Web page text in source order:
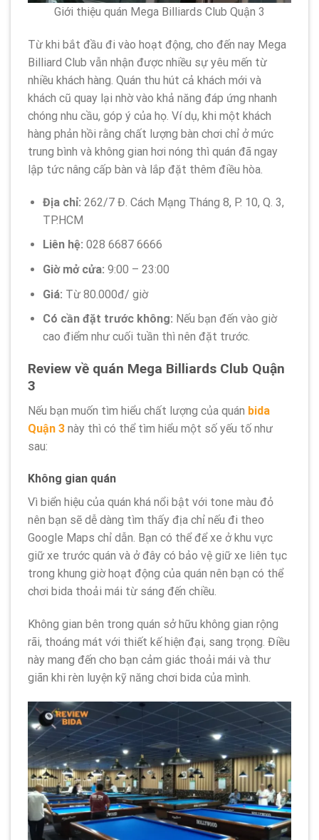
Giới thiệu quán Mega Billiards Club Quận 3
Từ khi bắt đầu đi vào hoạt động, cho đến nay Mega
Billiard Club vẫn nhận được nhiều sự yêu mến từ
nhiều khách hàng. Quán thu hút cả khách mới và
khách cũ quay lại nhờ vào khả năng đáp ứng nhanh
chóng nhu cầu, góp ý của họ. Ví dụ, khi một khách
hàng phản hồi rằng chất lượng bàn chơi chỉ ở mức
trung bình và không gian hơi nóng thì quán đã ngay
lập tức nâng cấp bàn và lắp đặt thêm điều hòa.
Địa chỉ: 262/7 Đ. Cách Mạng Tháng 8, P. 10, Q. 3,
TP.HCM
Liên hệ: 028 6687 6666
Giờ mở cửa: 9:00 – 23:00
Giá: Từ 80.000đ/ giờ
Có cần đặt trước không: Nếu bạn đến vào giờ
cao điểm như cuối tuần thì nên đặt trước.
Review về quán Mega Billiards Club Quận
3
Nếu bạn muốn tìm hiểu chất lượng của quán bida
Quận 3 này thì có thể tìm hiểu một số yếu tố như
sau:
Không gian quán
Vì biển hiệu của quán khá nổi bật với tone màu đỏ
nên bạn sẽ dễ dàng tìm thấy địa chỉ nếu đi theo
Google Maps chỉ dẫn. Bạn có thể để xe ở khu vực
giữ xe trước quán và ở đây có bảo vệ giữ xe liên tục
trong khung giờ hoạt động của quán nên bạn có thể
chơi bida thoải mái từ sáng đến chiều.
Không gian bên trong quán sở hữu không gian rộng
rãi, thoáng mát với thiết kế hiện đại, sang trọng. Điều
này mang đến cho bạn cảm giác thoải mái và thư
giãn khi rèn luyện kỹ năng chơi bida của mình.